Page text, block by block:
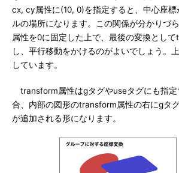
cx, cy属性に(10, 0)を指定すると、中心座標
ルの場所になります。この関係が分かりづ
属性を0に固定した上で、最後の変換とし
し、平行移動をかけるのがよいでしょう。
しています。
transform属性はgタグやuseタグにも指定
合、内部の図形のtransform属性の右にgタ
が追加される形になります。